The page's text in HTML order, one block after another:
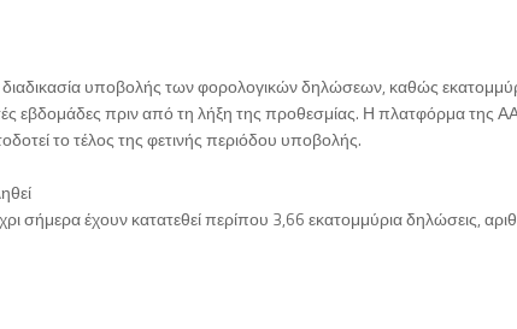
υποβολής των φορολογικών δηλώσεων, καθώς
εβδομάδες πριν από τη λήξη της προθεσμίας. Η πλατφόρμα της
το τέλος της φετινής περιόδου υποβολής.
σήμερα έχουν κατατεθεί περίπου 3,66 εκατομμύρια δηλώσεις,